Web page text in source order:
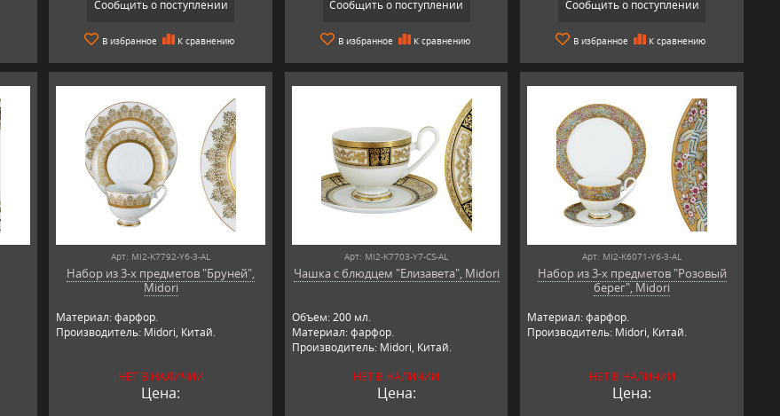
Сообщить о поступлении
В избранное К сравнению
Сообщить о поступлении
В избранное К сравнению
Сообщить о поступлении
В избранное К сравнению
Арт: MI2-K7792-Y6-3-AL
Набор из 3-х предметов "Бруней",
Midori
Материал: фарфор.
Производитель: Midori, Китай.
НЕТ В НАЛИЧИИ
Цена:
Арт: MI2-K7703-Y7-CS-AL
Чашка с блюдцем "Елизавета", Midori
Объем: 200 мл.
Материал: фарфор.
Производитель: Midori, Китай.
НЕТ В НАЛИЧИИ
Цена:
Арт: MI2-K6071-Y6-3-AL
Набор из 3-х предметов "Розовый
берег", Midori
Материал: фарфор.
Производитель: Midori, Китай.
НЕТ В НАЛИЧИИ
Цена: